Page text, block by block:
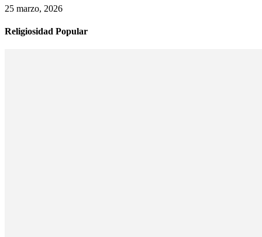
25 marzo, 2026
Religiosidad Popular